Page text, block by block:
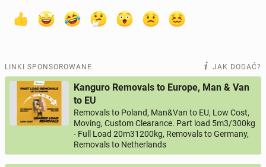
LINKI SPONSOROWANE JAK DODAĆ?
Kanguro Removals to Europe, Man & Van
to EU
Removals to Poland, Man&Van to EU, Low Cost,
Moving, Custom Clearance. Part load 5m3/300kg
- Full Load 20m31200kg, Removals to Germany,
Removals to Netherlands